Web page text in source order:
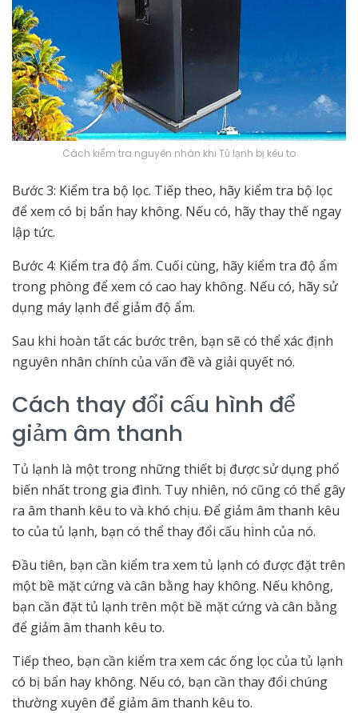
Cách kiểm tra nguyên nhân khi Tủ lạnh bị kêu to
Bước 3: Kiểm tra bộ lọc. Tiếp theo, hãy kiểm tra bộ lọc
để xem có bị bẩn hay không. Nếu có, hãy thay thế ngay
lập tức.
Bước 4: Kiểm tra độ ẩm. Cuối cùng, hãy kiểm tra độ ẩm
trong phòng để xem có cao hay không. Nếu có, hãy sử
dụng máy lạnh để giảm độ ẩm.
Sau khi hoàn tất các bước trên, bạn sẽ có thể xác định
nguyên nhân chính của vấn đề và giải quyết nó.
Cách thay đổi cấu hình để
giảm âm thanh
Tủ lạnh là một trong những thiết bị được sử dụng phổ
biến nhất trong gia đình. Tuy nhiên, nó cũng có thể gây
ra âm thanh kêu to và khó chịu. Để giảm âm thanh kêu
to của tủ lạnh, bạn có thể thay đổi cấu hình của nó.
Đầu tiên, bạn cần kiểm tra xem tủ lạnh có được đặt trên
một bề mặt cứng và cân bằng hay không. Nếu không,
bạn cần đặt tủ lạnh trên một bề mặt cứng và cân bằng
để giảm âm thanh kêu to.
Tiếp theo, bạn cần kiểm tra xem các ống lọc của tủ lạnh
có bị bẩn hay không. Nếu có, bạn cần thay đổi chúng
thường xuyên để giảm âm thanh kêu to.